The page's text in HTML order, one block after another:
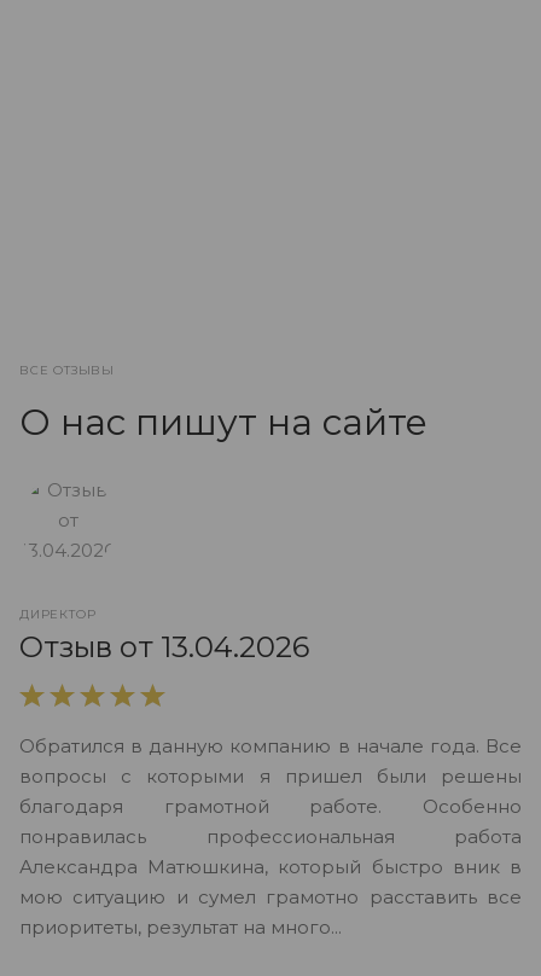
ВСЕ ОТЗЫВЫ
О нас пишут на сайте
ДИРЕКТОР
Отзыв от 13.04.2026
Обратился в данную компанию в начале года. Все
вопросы с которыми я пришел были решены
благодаря грамотной работе. Особенно
понравилась профессиональная работа
Александра Матюшкина, который быстро вник в
мою ситуацию и сумел грамотно расставить все
приоритеты, результат на много...